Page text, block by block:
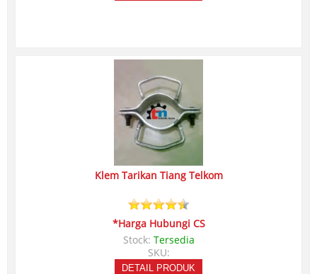
Klem Tarikan Tiang Telkom
*Harga Hubungi CS
Stock: Tersedia
SKU:
DETAIL PRODUK